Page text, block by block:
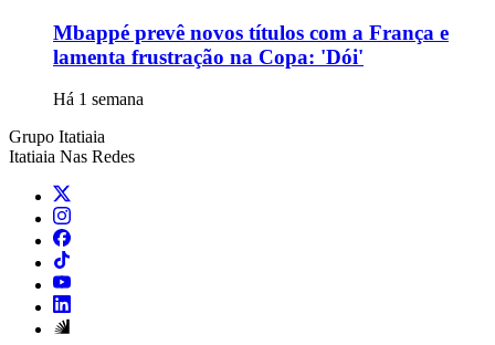
Mbappé prevê novos títulos com a França e
lamenta frustração na Copa: 'Dói'
Há 1 semana
Grupo Itatiaia
Itatiaia Nas Redes